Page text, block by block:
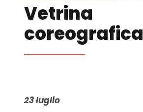
Vetrina
coreografica
23 luglio